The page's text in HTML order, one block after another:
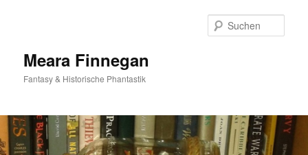
Meara Finnegan
Fantasy & Historische Phantastik